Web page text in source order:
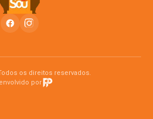
os direitos reservados.
por